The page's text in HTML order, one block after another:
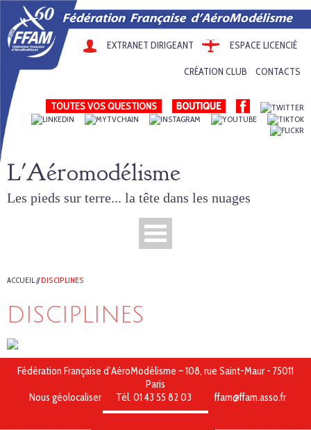
EXTRANET DIRIGEANT ESPACE LICENCIÉ
CRÉATION CLUB CONTACTS
TOUTES VOS QUESTIONS
L'Aéromodélisme
Les pieds sur terre... la tête dans les nuages
ACCUEIL//DISCIPLINES
DISCIPLINES
Fédération Française d’AéroModélisme – 108, rue Saint-Maur - 75011
Paris
Nous géolocaliser
Tél. 01 43 55 82 03 ffam@ffam.asso.fr